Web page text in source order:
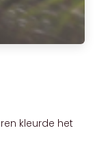
kleurde het